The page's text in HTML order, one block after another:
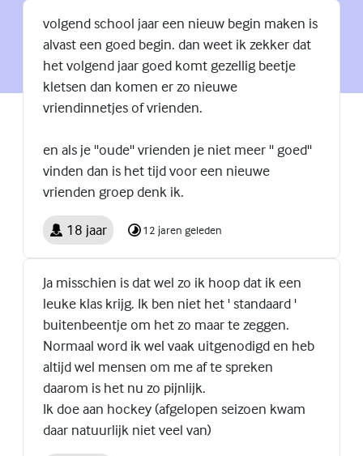
volgend school jaar een nieuw begin maken is
alvast een goed begin. dan weet ik zekker dat
het volgend jaar goed komt gezellig beetje
kletsen dan komen er zo nieuwe
vriendinnetjes of vrienden.
en als je ''oude'' vrienden je niet meer '' goed''
vinden dan is het tijd voor een nieuwe
vrienden groep denk ik.
18 jaar 12 jaren geleden
Ja misschien is dat wel zo ik hoop dat ik een
leuke klas krijg. Ik ben niet het ' standaard '
buitenbeentje om het zo maar te zeggen.
Normaal word ik wel vaak uitgenodigd en heb
altijd wel mensen om me af te spreken
daarom is het nu zo pijnlijk.
Ik doe aan hockey (afgelopen seizoen kwam
daar natuurlijk niet veel van)